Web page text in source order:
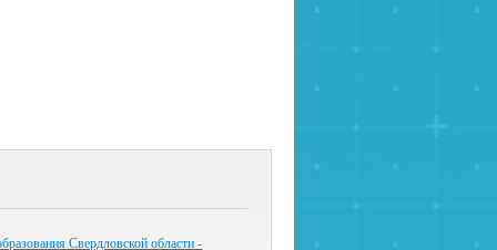
Свердловской области -